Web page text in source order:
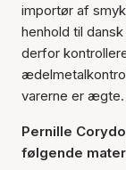
importør af
henhold til
derfor
varerne er ægte.
Pernille
følgende